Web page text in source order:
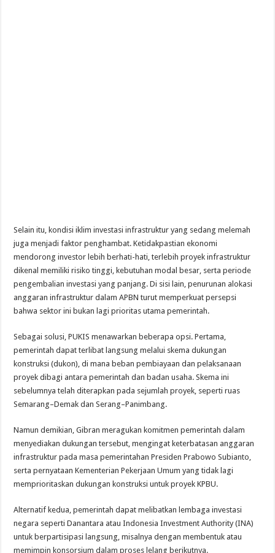
Selain itu, kondisi iklim investasi infrastruktur yang sedang melemah
juga menjadi faktor penghambat. Ketidakpastian ekonomi
mendorong investor lebih berhati-hati, terlebih proyek infrastruktur
dikenal memiliki risiko tinggi, kebutuhan modal besar, serta periode
pengembalian investasi yang panjang. Di sisi lain, penurunan alokasi
anggaran infrastruktur dalam APBN turut memperkuat persepsi
bahwa sektor ini bukan lagi prioritas utama pemerintah.
Sebagai solusi, PUKIS menawarkan beberapa opsi. Pertama,
pemerintah dapat terlibat langsung melalui skema dukungan
konstruksi (dukon), di mana beban pembiayaan dan pelaksanaan
proyek dibagi antara pemerintah dan badan usaha. Skema ini
sebelumnya telah diterapkan pada sejumlah proyek, seperti ruas
Semarang–Demak dan Serang–Panimbang.
Namun demikian, Gibran meragukan komitmen pemerintah dalam
menyediakan dukungan tersebut, mengingat keterbatasan anggaran
infrastruktur pada masa pemerintahan Presiden Prabowo Subianto,
serta pernyataan Kementerian Pekerjaan Umum yang tidak lagi
memprioritaskan dukungan konstruksi untuk proyek KPBU.
Alternatif kedua, pemerintah dapat melibatkan lembaga investasi
negara seperti Danantara atau Indonesia Investment Authority (INA)
untuk berpartisipasi langsung, misalnya dengan membentuk atau
memimpin konsorsium dalam proses lelang berikutnya.